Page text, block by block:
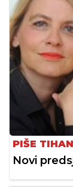
PIŠE
Novi